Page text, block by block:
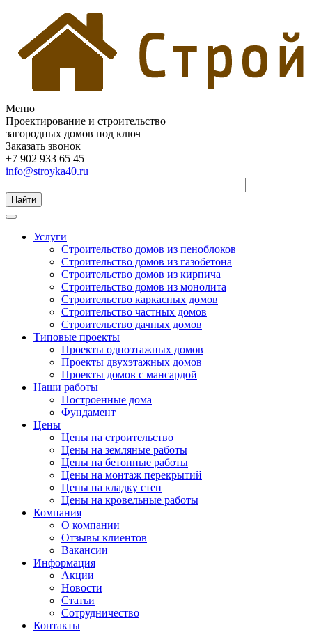
Меню
Проектирование и строительство
загородных домов под ключ
Заказать звонок
+7 902 933 65 45
info@stroyka40.ru
Найти
Услуги
Строительство домов из пеноблоков
Строительство домов из газобетона
Строительство домов из кирпича
Строительство домов из монолита
Строительство каркасных домов
Строительство частных домов
Строительство дачных домов
Типовые проекты
Проекты одноэтажных домов
Проекты двухэтажных домов
Проекты домов с мансардой
Наши работы
Построенные дома
Фундамент
Цены
Цены на строительство
Цены на земляные работы
Цены на бетонные работы
Цены на монтаж перекрытий
Цены на кладку стен
Цены на кровельные работы
Компания
О компании
Отзывы клиентов
Вакансии
Информация
Акции
Новости
Статьи
Сотрудничество
Контакты